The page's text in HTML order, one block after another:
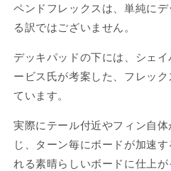
ペンドフレックスは、単純に
る訳ではございません。
デッキパッドの下には、シェ
ービス氏が考案した、フレッ
ています。
実際にテール付近やフィン自
じ、ターン毎にボードが加速
れる素晴らしいボードに仕上が